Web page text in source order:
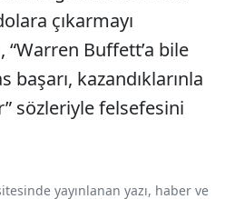
çıkarmayı
Buffett’a bile
başarı, kazandıklarınla
sözleriyle felsefesini
yayınlanan yazı, haber ve